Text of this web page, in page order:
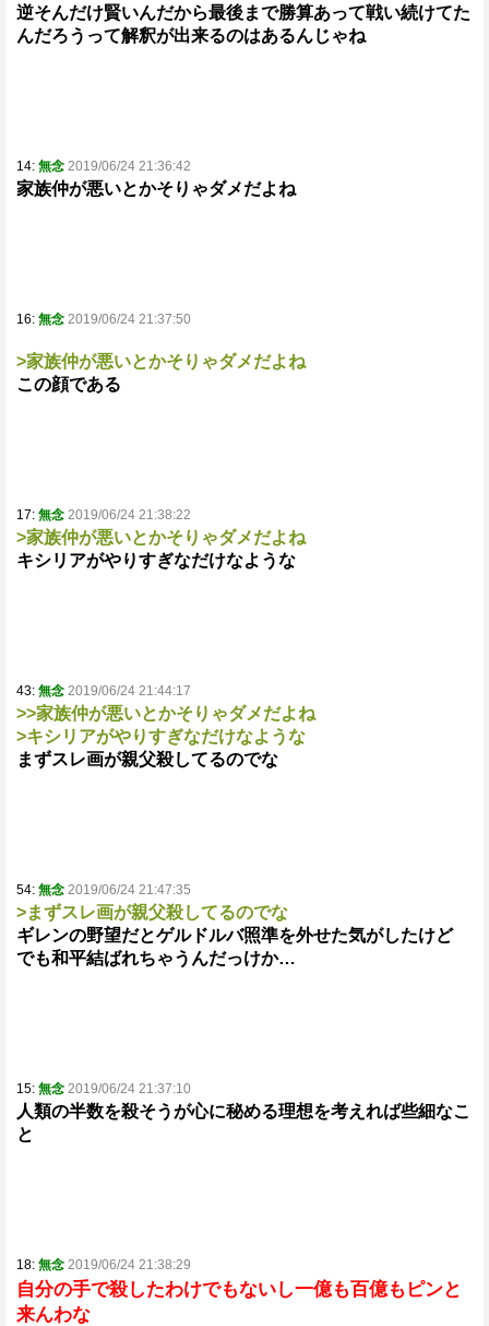
逆そんだけ賢いんだから最後まで勝算あって戦い続けてた
んだろうって解釈が出来るのはあるんじゃね
14: 無念 2019/06/24 21:36:42
家族仲が悪いとかそりゃダメだよね
16: 無念 2019/06/24 21:37:50
>家族仲が悪いとかそりゃダメだよね
この顔である
17: 無念 2019/06/24 21:38:22
>家族仲が悪いとかそりゃダメだよね
キシリアがやりすぎなだけなような
43: 無念 2019/06/24 21:44:17
>>家族仲が悪いとかそりゃダメだよね
>キシリアがやりすぎなだけなような
まずスレ画が親父殺してるのでな
54: 無念 2019/06/24 21:47:35
>まずスレ画が親父殺してるのでな
ギレンの野望だとゲルドルバ照準を外せた気がしたけど
でも和平結ばれちゃうんだっけか…
15: 無念 2019/06/24 21:37:10
人類の半数を殺そうが心に秘める理想を考えれば些細なこ
と
18: 無念 2019/06/24 21:38:29
自分の手で殺したわけでもないし一億も百億もピンと
来んわな